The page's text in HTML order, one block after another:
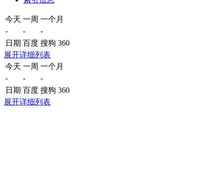
今天 一周 一个月
-
-
-
日期 百度 搜狗 360
展开详细列表
今天 一周 一个月
-
-
-
日期 百度 搜狗 360
展开详细列表